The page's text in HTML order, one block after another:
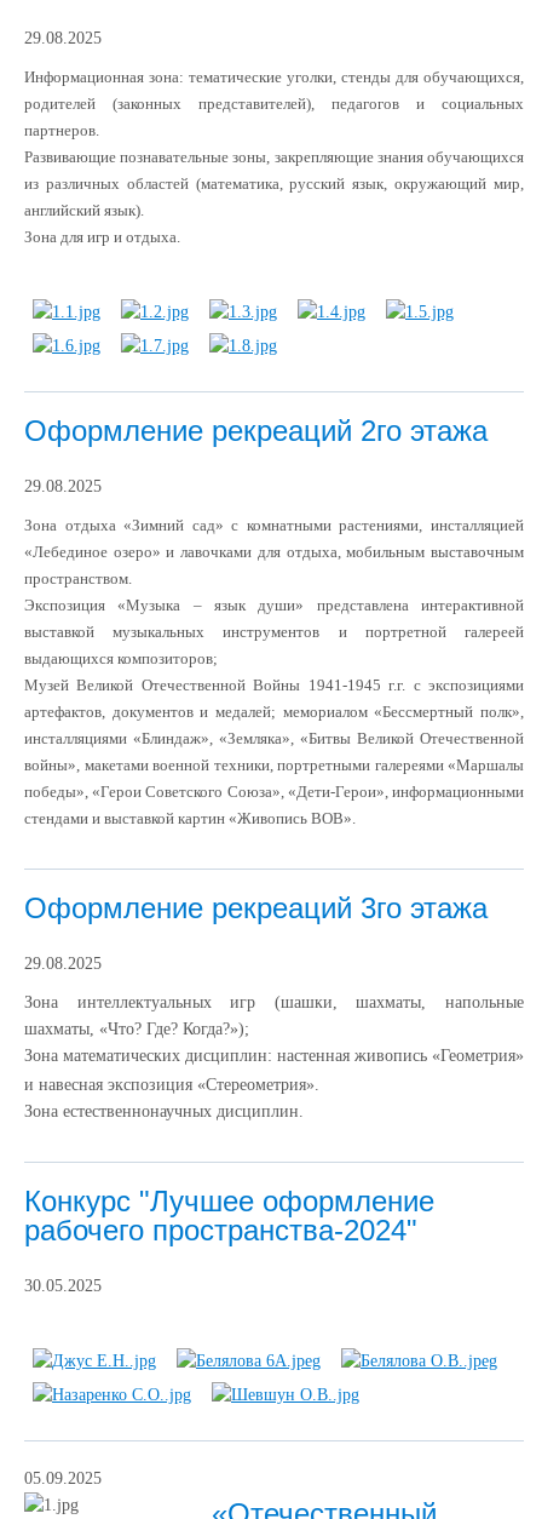
29.08.2025
Информационная зона: тематические уголки, стенды для обучающихся,
родителей (законных представителей), педагогов и социальных
партнеров.
Развивающие познавательные зоны, закрепляющие знания обучающихся
из различных областей (математика, русский язык, окружающий мир,
английский язык).
Зона для игр и отдыха.
Оформление рекреаций 2го этажа
29.08.2025
Зона отдыха «Зимний сад» с комнатными растениями, инсталляцией
«Лебединое озеро» и лавочками для отдыха, мобильным выставочным
пространством.
Экспозиция «Музыка – язык души» представлена интерактивной
выставкой музыкальных инструментов и портретной галереей
выдающихся композиторов;
Музей Великой Отечественной Войны 1941-1945 г.г. с экспозициями
артефактов, документов и медалей; мемориалом «Бессмертный полк»,
инсталляциями «Блиндаж», «Земляка», «Битвы Великой Отечественной
войны», макетами военной техники, портретными галереями «Маршалы
победы», «Герои Советского Союза», «Дети-Герои», информационными
стендами и выставкой картин «Живопись ВОВ».
Оформление рекреаций 3го этажа
29.08.2025
Зона интеллектуальных игр (шашки, шахматы, напольные
шахматы, «Что? Где? Когда?»);
Зона математических дисциплин: настенная живопись «Геометрия»
и навесная экспозиция «Стереометрия».
Зона естественнонаучных дисциплин.
Конкурс "Лучшее оформление
рабочего пространства-2024"
30.05.2025
05.09.2025